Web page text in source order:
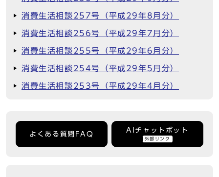
消費生活相談257号（平成29年8月分）
消費生活相談256号（平成29年7月分）
消費生活相談255号（平成29年6月分）
消費生活相談254号（平成29年5月分）
消費生活相談253号（平成29年4月分）
よくある質問FAQ
AIチャットボット
外部リンク